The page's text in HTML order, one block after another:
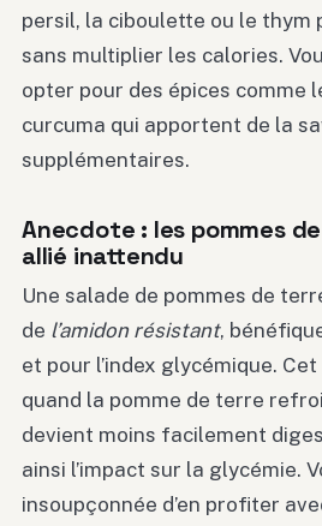
persil, la ciboulette ou le thym
sans multiplier les calories.
opter pour des épices comme
curcuma qui apportent de la
supplémentaires.
Anecdote : les pommes
allié inattendu
Une salade de pommes de
de l’amidon résistant,
et pour l’index glycémique.
quand la pomme de terre
devient moins facilement
ainsi l’impact sur la glycémie.
insoupçonnée d’en profiter